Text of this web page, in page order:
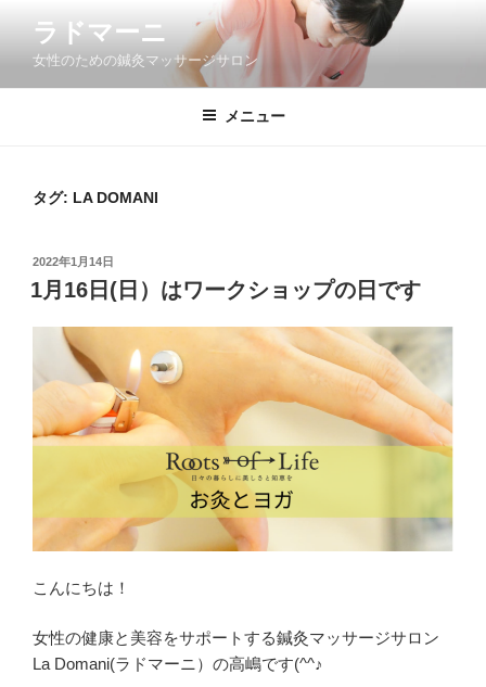
ン
ラドマーニ
女性のための鍼灸マッサージサロン
メニュー
タグ: LA DOMANI
投
稿
日:
2022年1月14日
1月16日(日）はワークショップの日です
こんにちは！
女性の健康と美容をサポートする鍼灸マッサージサロン
La Domani(ラドマーニ）の高嶋です(^^♪